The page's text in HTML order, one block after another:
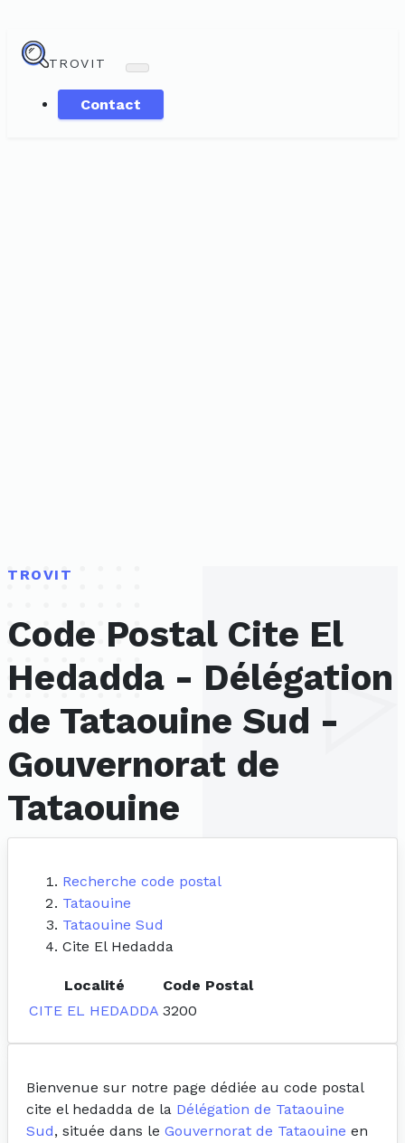
TROVIT
Contact
TROVIT
Code Postal Cite El
Hedadda - Délégation
de Tataouine Sud -
Gouvernorat de
Tataouine
Recherche code postal
Tataouine
Tataouine Sud
Cite El Hedadda
Localité
Code Postal
CITE EL HEDADDA 3200
Bienvenue sur notre page dédiée au code postal
cite el hedadda de la Délégation de Tataouine
Sud, située dans le Gouvernorat de Tataouine en